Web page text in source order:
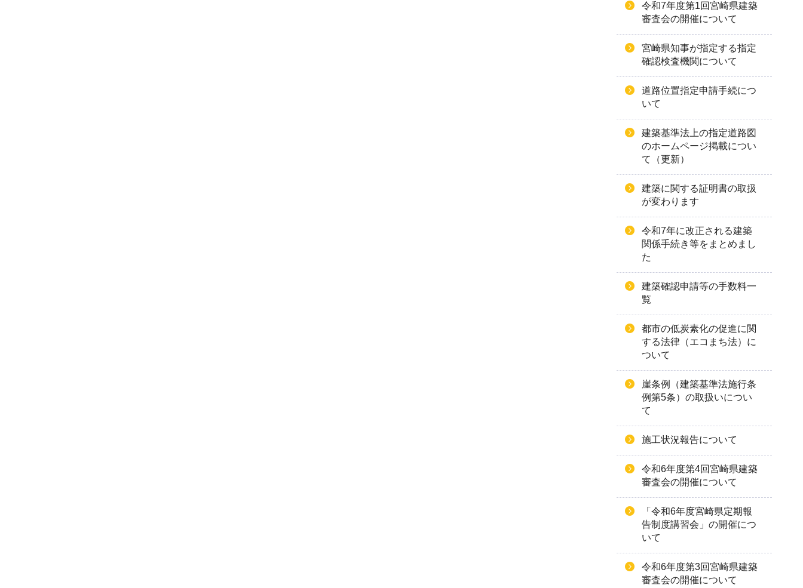
令和7年度第1回宮崎県建築
審査会の開催について
宮崎県知事が指定する指定
確認検査機関について
道路位置指定申請手続につ
いて
建築基準法上の指定道路図
のホームページ掲載につい
て（更新）
建築に関する証明書の取扱
が変わります
令和7年に改正される建築
関係手続き等をまとめまし
た
建築確認申請等の手数料一
覧
都市の低炭素化の促進に関
する法律（エコまち法）に
ついて
崖条例（建築基準法施行条
例第5条）の取扱いについ
て
施工状況報告について
令和6年度第4回宮崎県建築
審査会の開催について
「令和6年度宮崎県定期報
告制度講習会」の開催につ
いて
令和6年度第3回宮崎県建築
審査会の開催について